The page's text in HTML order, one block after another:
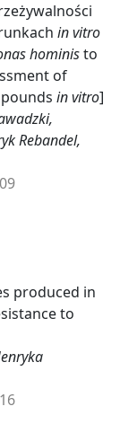
in vitro
hoministo
of
in vitro]
Rebandel,
produced in
to